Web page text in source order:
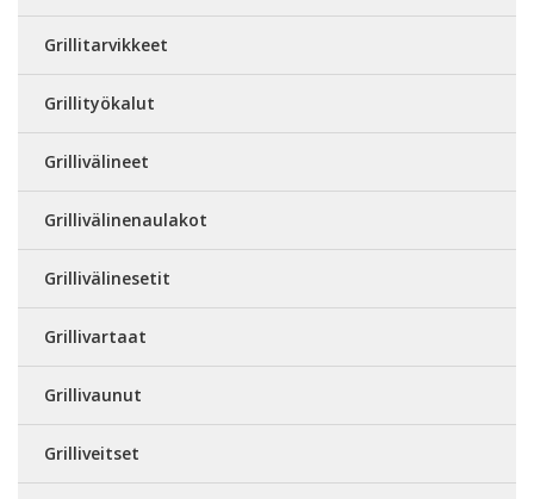
Grillitarvikkeet
Grillityökalut
Grillivälineet
Grillivälinenaulakot
Grillivälinesetit
Grillivartaat
Grillivaunut
Grilliveitset